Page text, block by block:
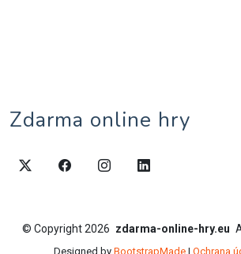
Zdarma online hry
© Copyright2026 zdarma-online-hry.eu
Designed by BootstrapMade| Ochrana